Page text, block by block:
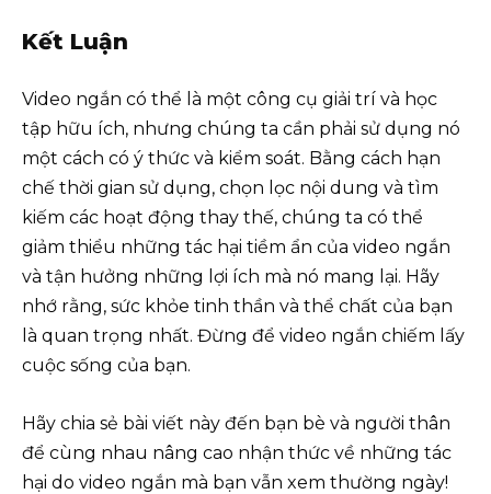
Kết Luận
Video ngắn có thể là một công cụ giải trí và học
tập hữu ích, nhưng chúng ta cần phải sử dụng nó
một cách có ý thức và kiểm soát. Bằng cách hạn
chế thời gian sử dụng, chọn lọc nội dung và tìm
kiếm các hoạt động thay thế, chúng ta có thể
giảm thiểu những tác hại tiềm ẩn của video ngắn
và tận hưởng những lợi ích mà nó mang lại. Hãy
nhớ rằng, sức khỏe tinh thần và thể chất của bạn
là quan trọng nhất. Đừng để video ngắn chiếm lấy
cuộc sống của bạn.
Hãy chia sẻ bài viết này đến bạn bè và người thân
để cùng nhau nâng cao nhận thức về những tác
hại do video ngắn mà bạn vẫn xem thường ngày!